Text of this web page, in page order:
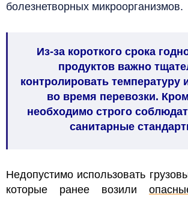
болезнетворных микроорганизмов.
Из-за короткого срока
продуктов важно
контролировать температуру
во время перевозки.
необходимо строго
санитарные
Недопустимо использовать
которые ранее возили